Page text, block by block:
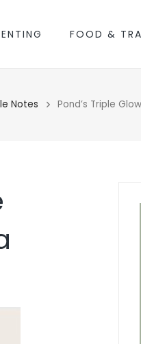
FOOD &
Notes Pond’s Triple